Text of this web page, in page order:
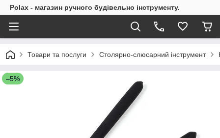
Polax - магазин ручного будівельно інструменту.
Товари та послуги Столярно-слюсарний інструмент
–5%